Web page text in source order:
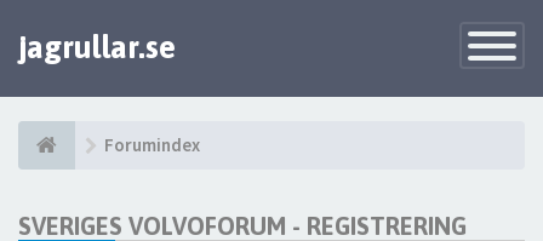
Toggle
jagrullar.se
Forumindex
SVERIGES VOLVOFORUM - REGISTRERING